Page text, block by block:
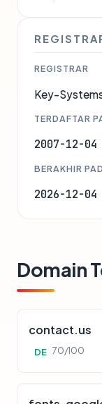
REGISTRAR
Key-
TERDAFTAR
2007-12-04
BERAKHIR
2026-12-04
Domain
contact.us
DE 70/100